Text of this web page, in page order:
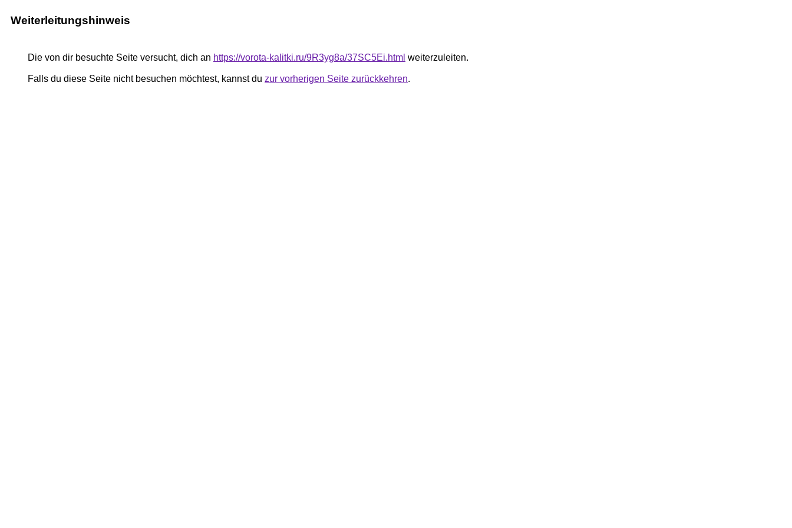
Weiterleitungshinweis
Die von dir besuchte Seite versucht, dich an https://vorota-kalitki.ru/9R3yg8a/37SC5Ei.html weiterzuleiten.
Falls du diese Seite nicht besuchen möchtest, kannst du zur vorherigen Seite zurückkehren.